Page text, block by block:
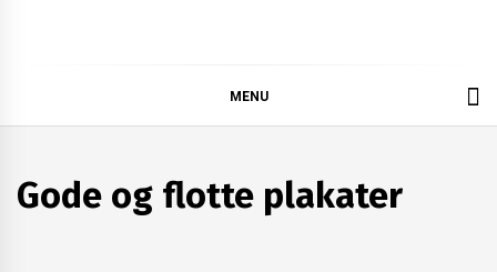
MENU
Gode og flotte plakater